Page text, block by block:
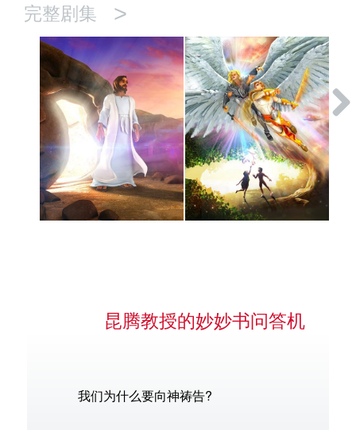
完整剧集 >
昆腾教授的妙妙书问答机
我们为什么要向神祷告?